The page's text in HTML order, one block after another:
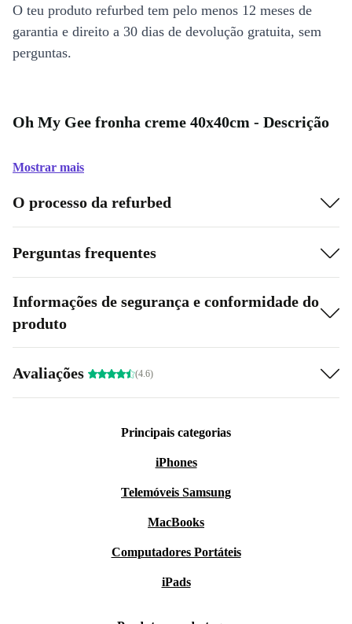
O teu produto refurbed tem pelo menos 12 meses de
garantia e direito a 30 dias de devolução gratuita, sem
perguntas.
Oh My Gee fronha creme 40x40cm - Descrição
Mostrar mais
O processo da refurbed
Perguntas frequentes
Informações de segurança e conformidade do
produto
Avaliações (4.6)
Principais categorias
iPhones
Telemóveis Samsung
MacBooks
Computadores Portáteis
iPads